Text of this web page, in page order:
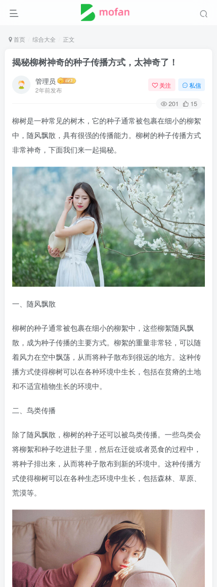
首页 综合大全 正文
揭秘柳树神奇的种子传播方式，太神奇了！
管理员
2年前发布
关注 私信
201 15
柳树是一种常见的树木，它的种子通常被包裹在细小的柳絮
中，随风飘散，具有很强的传播能力。柳树的种子传播方式
非常神奇，下面我们来一起揭秘。
一、随风飘散
柳树的种子通常被包裹在细小的柳絮中，这些柳絮随风飘
散，成为种子传播的主要方式。柳絮的重量非常轻，可以随
着风力在空中飘荡，从而将种子散布到很远的地方。这种传
播方式使得柳树可以在各种环境中生长，包括在贫瘠的土地
和不适宜植物生长的环境中。
二、鸟类传播
除了随风飘散，柳树的种子还可以被鸟类传播。一些鸟类会
将柳絮和种子吃进肚子里，然后在迁徙或者觅食的过程中，
将种子排出来，从而将种子散布到新的环境中。这种传播方
式使得柳树可以在各种生态环境中生长，包括森林、草原、
荒漠等。